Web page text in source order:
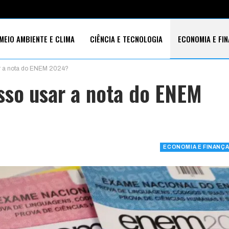
MEIO AMBIENTE E CLIMA CIÊNCIA E TECNOLOGIA ECONOMIA E
a nota do ENEM 2024?
usar a nota do ENEM
ECONOMIA E